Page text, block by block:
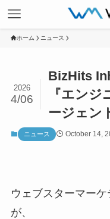
ホーム ニュース
BizHits
『エン
ージェン
2026
4/06
ニュース October 14,
ウェブスターマー
が、